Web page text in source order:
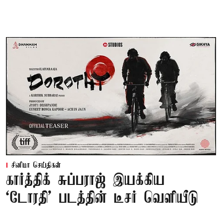
சினிமா செய்திகள்
கார்த்திக் சுப்பராஜ் இயக்கிய
`டோரதி' படத்தின் டீசர் வெளியீடு